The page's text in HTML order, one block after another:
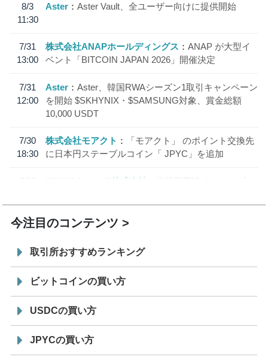
8/3
11:30
Aster Aster Vault、全ユーザー向けに提供開始
7/31
13:00
株式会社ANAPホールディングス
ANAP が大型イ
ベント「BITCOIN JAPAN 2026」開催決定
7/31
12:00
Aster
Aster、韓国RWAシーズン1取引キャンペーン
を開始 $SKHYNIX・$SAMSUNG対象、賞金総額
10,000 USDT
7/30
18:30
株式会社モアクト
「モアクト」 のポイント交換先
に日本円ステーブルコイン「 JPYC」を追加
7/29
SBI VCトレード株式会社
信託型円建てステーブル
今注目のコンテンツ
取引所おすすめランキング
ビットコインの買い方
USDCの買い方
JPYCの買い方